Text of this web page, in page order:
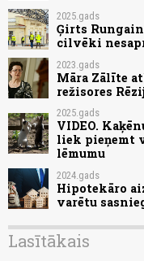
2025.gads
Ģirts
cilvēki
2023.gads
Māra Zālīte
režisores
2025.gads
VIDEO.
liek pieņemt
lēmumu
2024.gads
Hipotekāro
varētu
Lasītākais